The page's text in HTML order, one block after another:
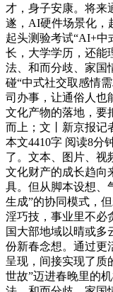
才，身子安康。将来
遂，AI硬件场景化，
起头测验考试“AI+
长，大学学历，还能
法、和而分歧、家国
碰“中式社交取感情
司办事，让通俗人也
文化产物的落地，要
而上；文丨新京报记
本文4410字 阅读8分
了。文本、图片、视
文化财产的成长趋向
具。但从脚本设想、
生成”的协同模式，
淫巧技，事业里不必
国大部地域以晴或多
份新春念想。通过更
呈现，间接实现了质
世故”迈进春晚里的